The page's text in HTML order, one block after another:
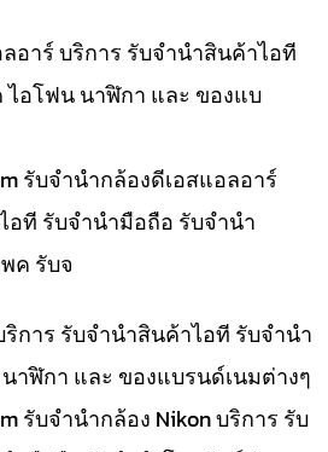
อาร์ บริการ รับจำนำสินค้าไอที
อโฟน นาฬิกา และ ของแบ
รับจำนำกล้องดีเอสแอลอาร์
อที รับจำนำมือถือ รับจำนำ
ค รับจ
การ รับจำนำสินค้าไอที รับจำนำ
าฬิกา และ ของแบรนด์เนมต่างๆ
รับจำนำกล้อง Nikon บริการ รับ